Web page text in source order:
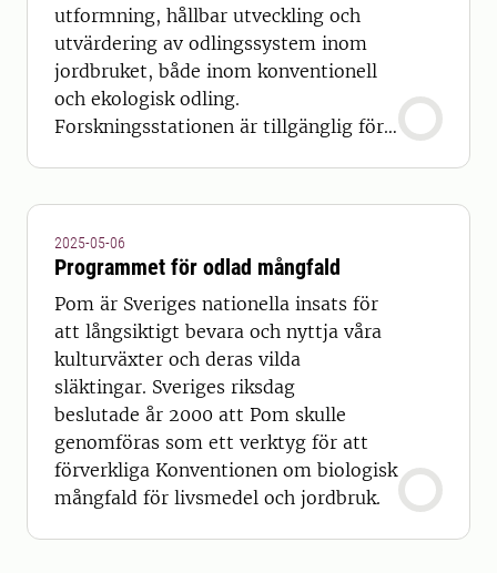
utformning, hållbar utveckling och
utvärdering av odlingssystem inom
jordbruket, både inom konventionell
och ekologisk odling.
Forskningsstationen är tillgänglig för
ämnesområden. Forskare eller
forskargrupper, som vill göra
experiment och provtagning på
Lönnstorp, är välkomna att ta kontakt
med stationens personal.
2025-05-06
Programmet för odlad mångfald
Pom är Sveriges nationella insats för
att långsiktigt bevara och nyttja våra
kulturväxter och deras vilda
släktingar. Sveriges riksdag
beslutade år 2000 att Pom skulle
genomföras som ett verktyg för att
förverkliga Konventionen om biologisk
mångfald för livsmedel och jordbruk.